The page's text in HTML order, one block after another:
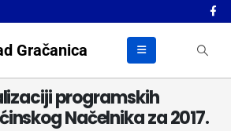
Gračanica
programskih
Načelnika za 2017.